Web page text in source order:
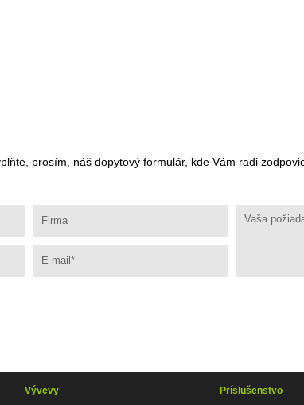
prosím, náš dopytový formulár, kde Vám radi
Vývevy Príslušenstvo